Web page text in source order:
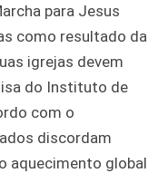
para Jesus
como resultado da
igrejas devem
do Instituto de
com o
discordam
aquecimento global